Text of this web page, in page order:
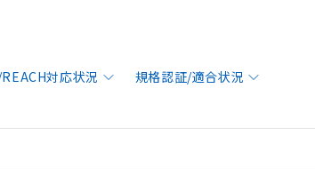
対応状況 規格認証/適合状況